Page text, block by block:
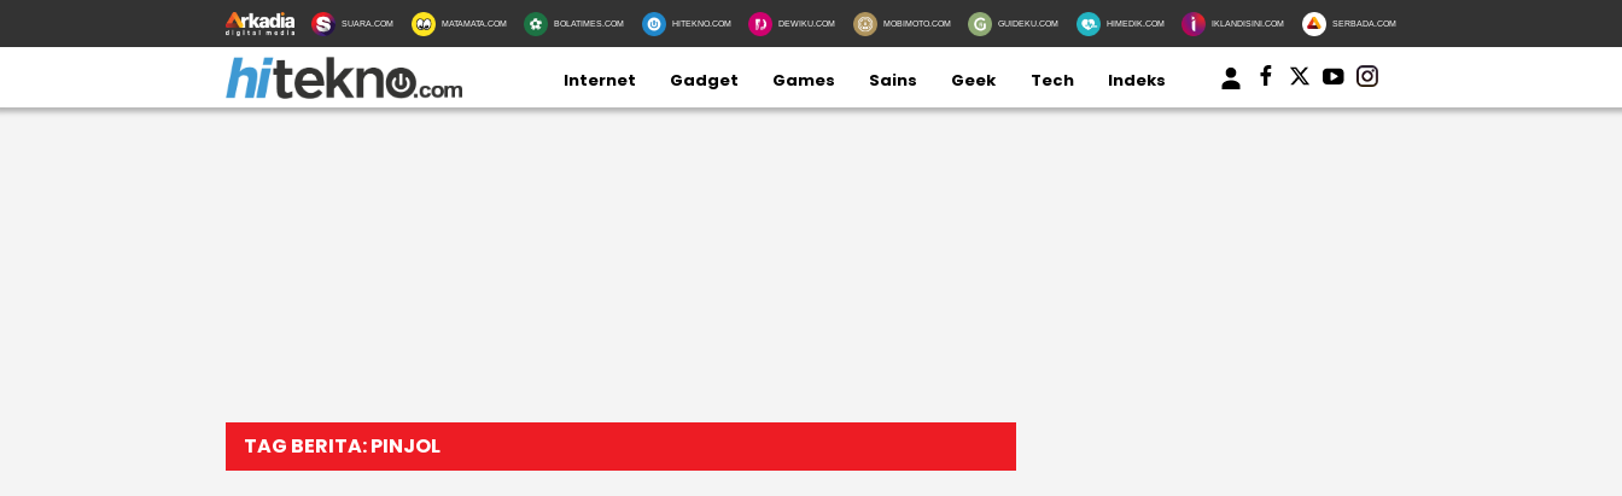
SUARA.COM MATAMATA.COM BOLATIMES.COM HITEKNO.COM DEWIKU.COM MOBIMOTO.COM GUIDEKU.COM HIMEDIK.COM IKLANDISINI.COM SERBADA.COM
Internet Gadget Games Sains Geek Tech Indeks
TAG BERITA: PINJOL